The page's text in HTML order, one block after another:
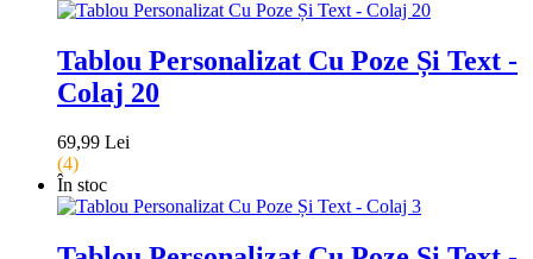
Tablou Personalizat Cu Poze Și Text -
Colaj 20
69,99 Lei
(4)
În stoc